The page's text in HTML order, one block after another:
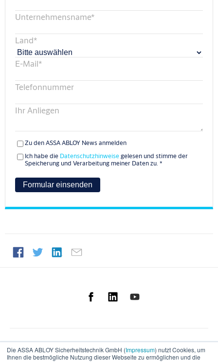
Die ASSA ABLOY Sicherheitstechnik GmbH (Impressum) nutzt Cookies, um
Ihnen die bestmögliche Nutzung dieser Webseite zu ermöglichen und die
Unternehmensname*
Land*
E-Mail*
Telefonnummer
Ihr Anliegen
Zu den ASSA ABLOY News anmelden
Ich habe die Datenschutzhinweisegelesen und stimme der
Speicherung und Verarbeitung meiner Daten zu. *